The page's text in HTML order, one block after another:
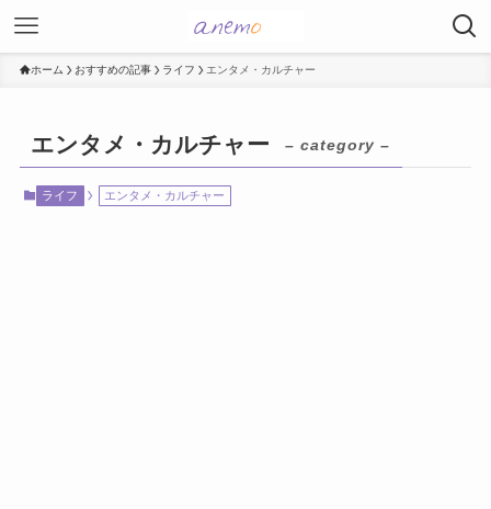
ホーム おすすめの記事 ライフ エンタメ・カルチャー
エンタメ・カルチャー – category –
ライフ エンタメ・カルチャー